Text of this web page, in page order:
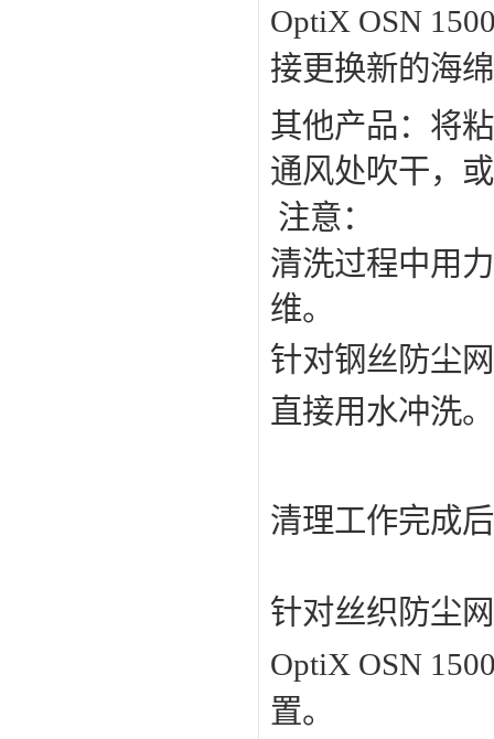
OptiX OSN
接更换新的海
其他产品：将
通风处吹干，
注意：
清洗过程中用
维。
针对钢丝防尘
直接用水冲洗。
清理工作完成
针对丝织防尘
OptiX OSN
置。